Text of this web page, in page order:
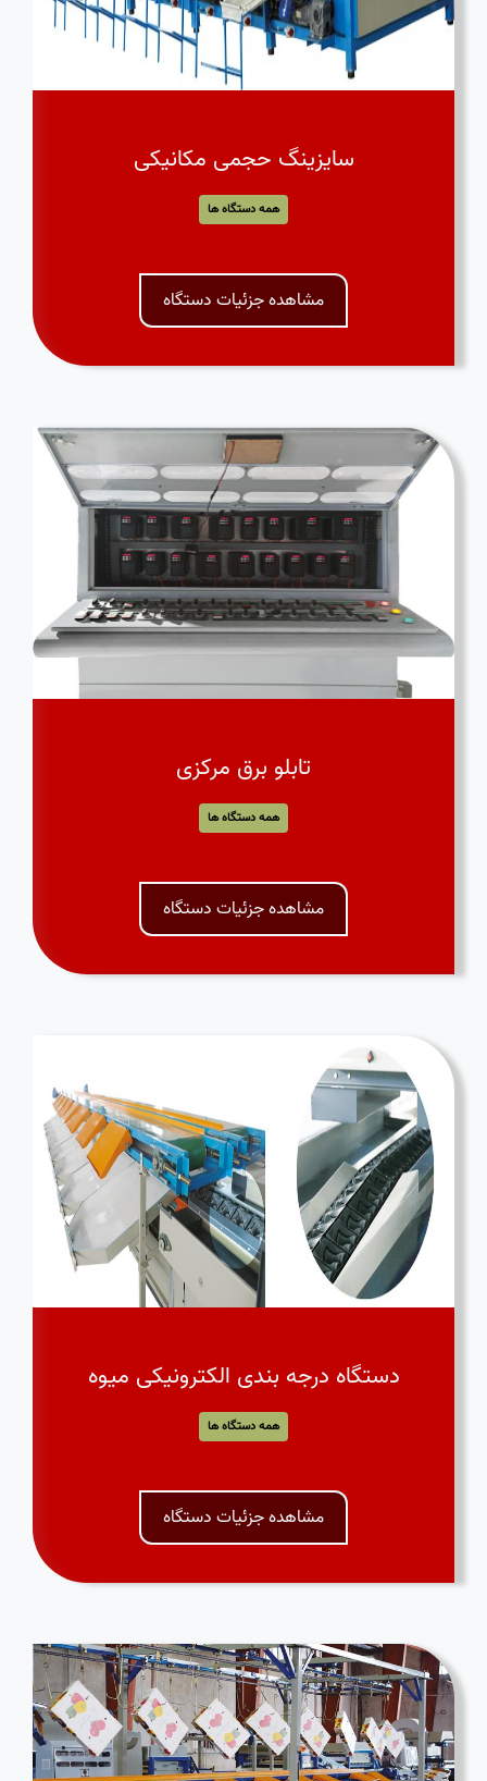
سایزینگ حجمی مکانیکی
همه دستگاه ها
مشاهده جزئیات دستگاه
تابلو برق مرکزی
همه دستگاه ها
مشاهده جزئیات دستگاه
دستگاه درجه بندی الکترونیکی میوه
همه دستگاه ها
مشاهده جزئیات دستگاه